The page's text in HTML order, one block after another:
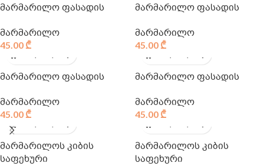
მარმარილო ფასადის
მარმარილო
45.00 ₾
მარმარილო ფასადის
მარმარილო
45.00 ₾
მარმარილო ფასადის
მარმარილო
45.00 ₾
მარმარილო ფასადის
მარმარილო
45.00 ₾
მარმარილოს კიბის
საფეხური
მარმარილოს კიბის
საფეხური